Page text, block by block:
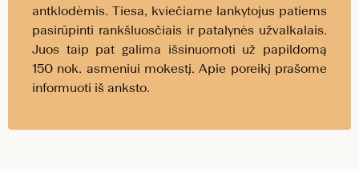
antklodėmis. Tiesa, kviečiame lankytojus patiems
pasirūpinti rankšluosčiais ir patalynės užvalkalais.
Juos taip pat galima išsinuomoti už papildomą
150 nok. asmeniui mokestį. Apie poreikį prašome
informuoti iš anksto.